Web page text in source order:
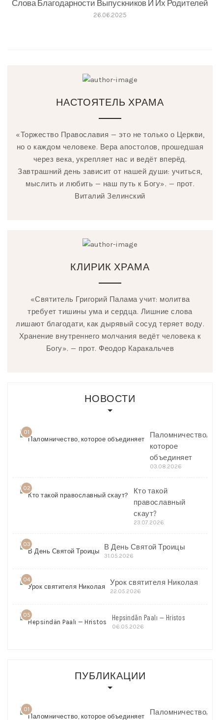
Слова Благодарности Выпускников И Их Родителей
26.06.2025
НАСТОЯТЕЛЬ ХРАМА
«Торжество Православия — это не только о Церкви,
но о каждом человеке. Вера апостолов, прошедшая
через века, укрепляет нас и ведёт вперёд.
Завтрашний день зависит от нашей души: учиться,
мыслить и любить — наш путь к Богу». — прот.
Виталий Зелинский
КЛИРИК ХРАМА
«Святитель Григорий Палама учит: молитва
требует тишины ума и сердца. Лишние слова
лишают благодати, как дырявый сосуд теряет воду.
Хранение внутреннего молчания ведёт человека к
Богу». — прот. Феодор Каракальчев
НОВОСТИ
01
Паломничество,
которое
объединяет
03.08.2026
02
Кто такой
православный
скаут?
23.07.2026
03 В День Святой Троицы
31.05.2026
04 Урок святителя Николая
22.05.2026
05 Hepsindän Paalı — Hristos
06.05.2026
ПУБЛИКАЦИИ
01
Паломничество,